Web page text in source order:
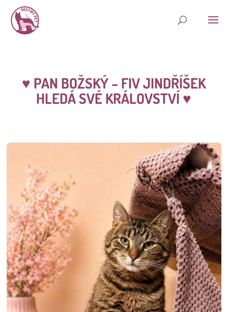
♥ PAN BOŽSKÝ – FIV JINDŘÍŠEK
HLEDÁ SVÉ KRÁLOVSTVÍ ♥